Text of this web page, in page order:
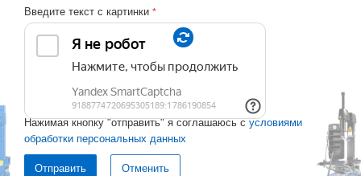
Введите текст с картинки *
Нажимая кнопку "отправить" я соглашаюсь с условиями
обработки персональных данных
Отменить